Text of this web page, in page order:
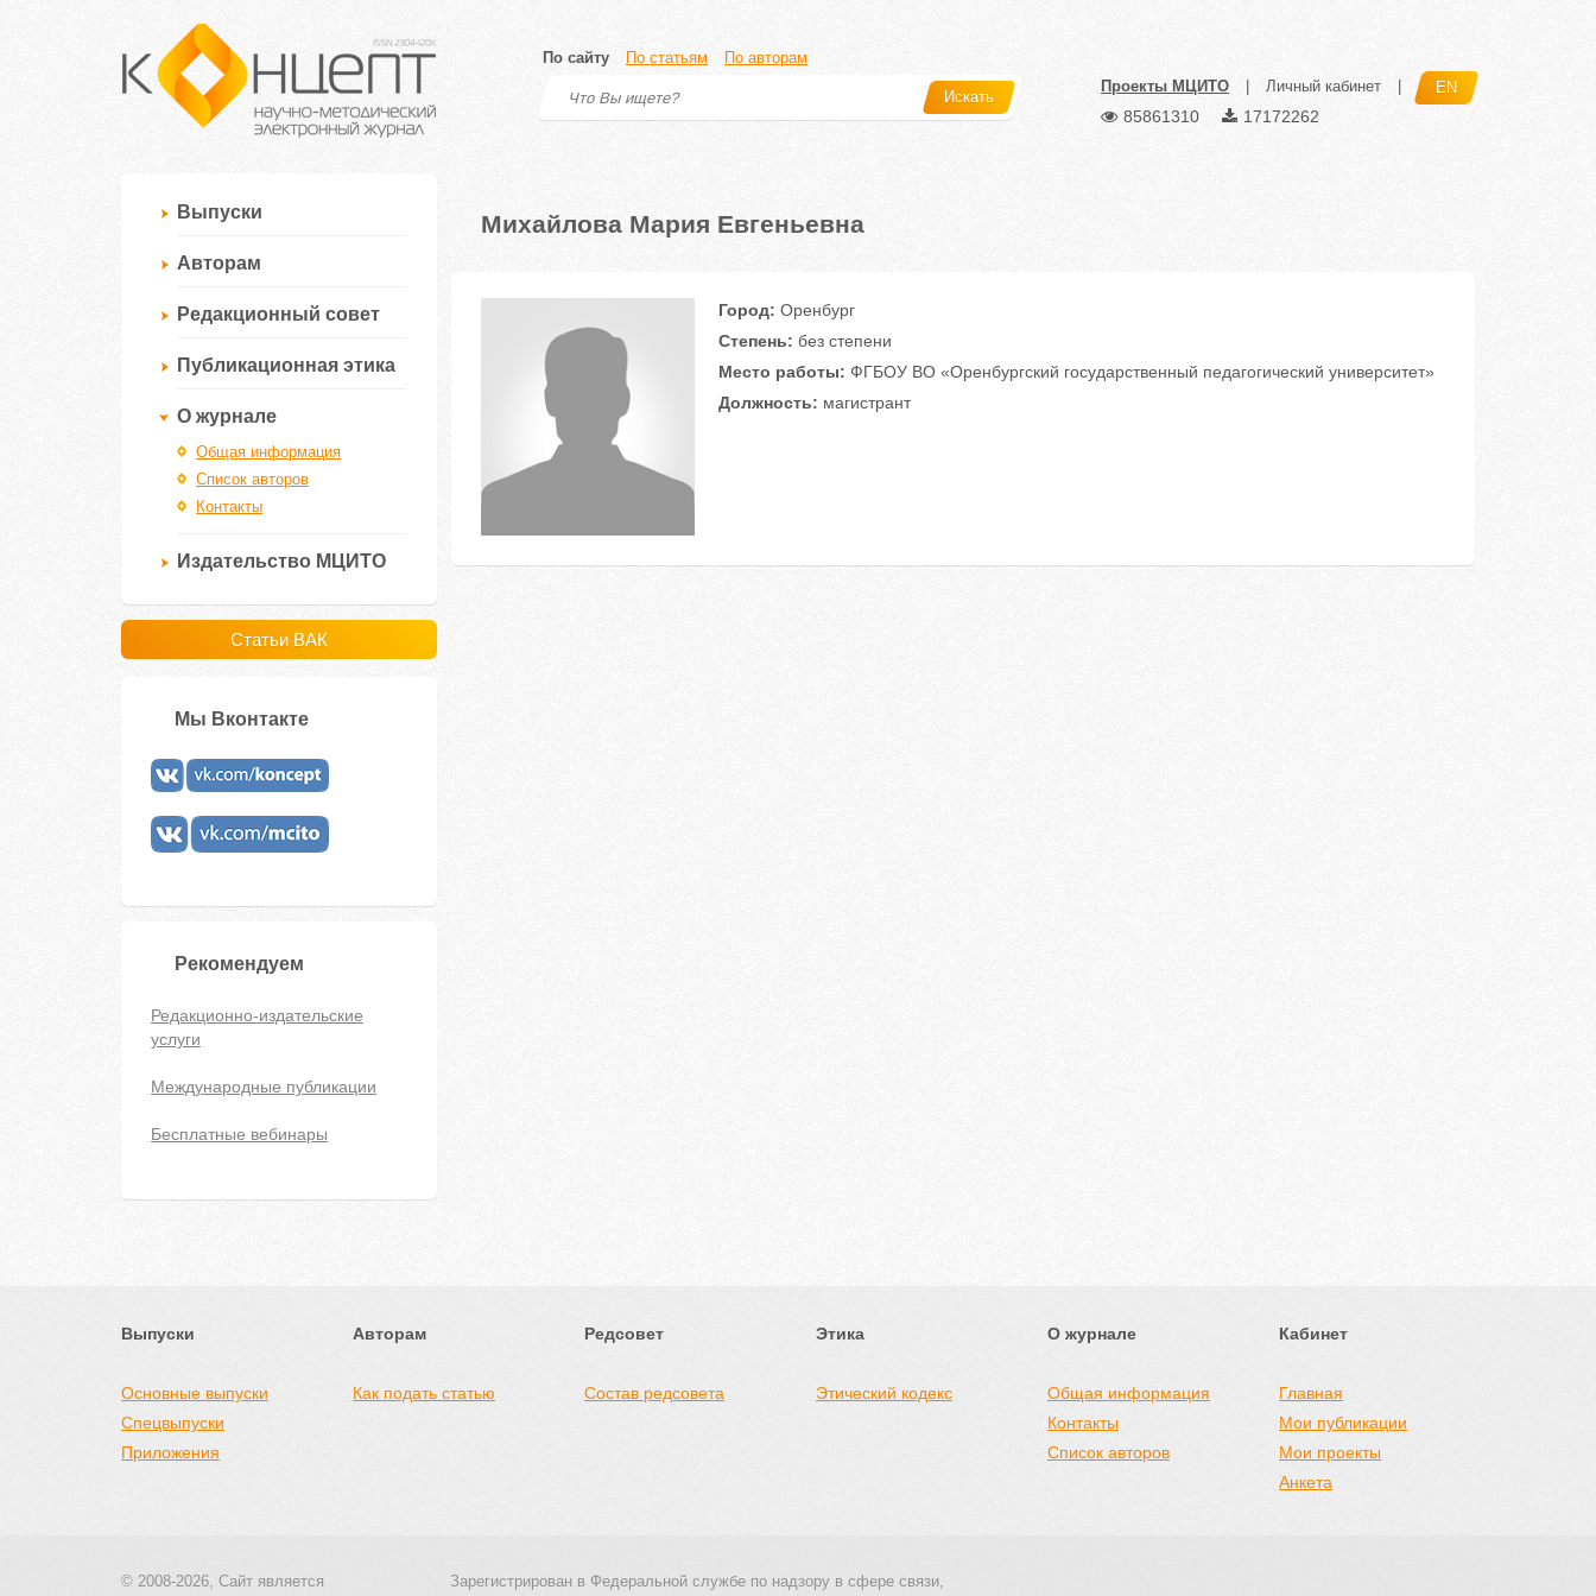
По сайту По статьям По авторам
Искать
Проекты МЦИТО Личный кабинет EN
85861310 17172262
Выпуски
Авторам
Редакционный совет
Публикационная этика
О журнале
Общая информация
Список авторов
Контакты
Издательство МЦИТО
Статьи ВАК
Мы Вконтакте
Рекомендуем
Редакционно-издательские
услуги
Международные публикации
Бесплатные вебинары
Михайлова Мария Евгеньевна
Город: Оренбург
Степень: без степени
Место работы: ФГБОУ ВО «Оренбургский государственный педагогический университет»
Должность: магистрант
Выпуски
Основные выпуски
Спецвыпуски
Приложения
Авторам
Как подать статью
Редсовет
Состав редсовета
Этика
Этический кодекс
О журнале
Общая информация
Контакты
Список авторов
Кабинет
Главная
Мои публикации
Мои проекты
Анкета
© 2008-2026, Сайт является
Зарегистрирован в Федеральной службе по надзору в сфере связи,